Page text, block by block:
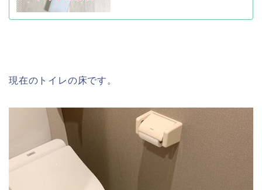
現在のトイレの床です。